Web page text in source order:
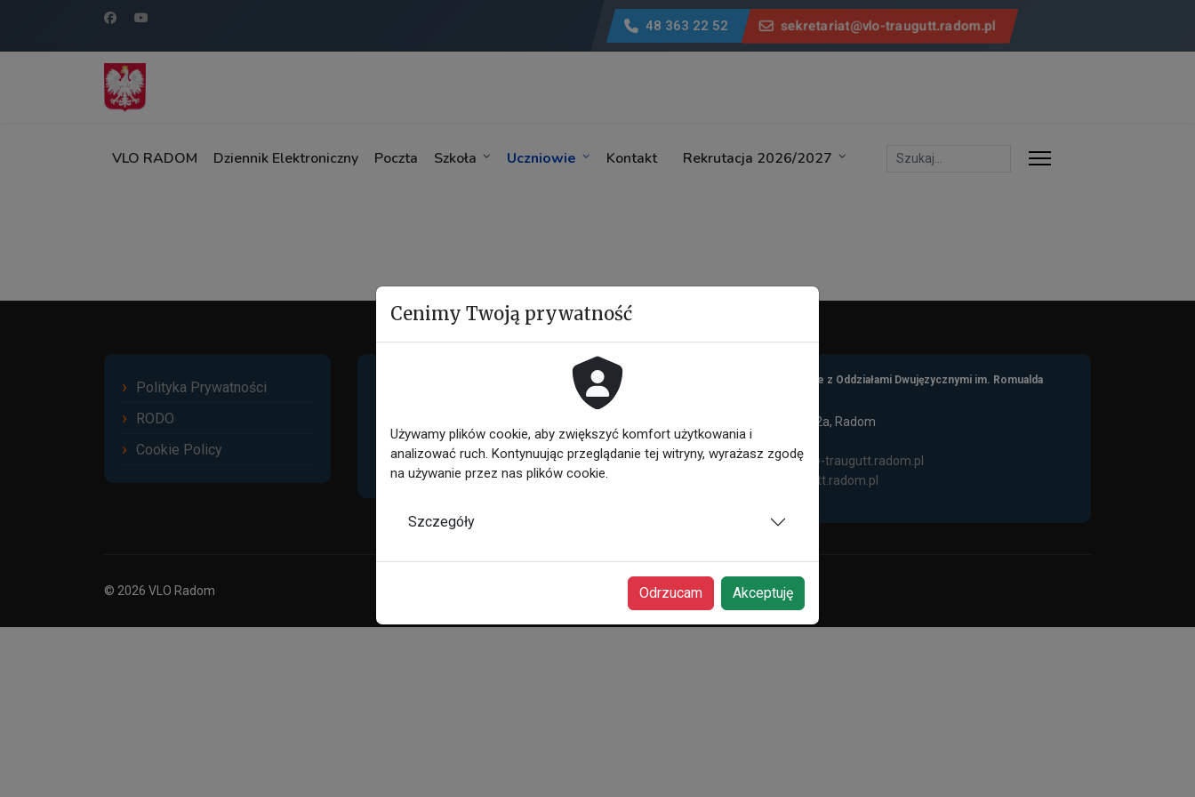
48 363 22 52 sekretariat@vlo-traugutt.radom.pl
VLO RADOM Dziennik Elektroniczny Poczta Szkoła Uczniowie Kontakt Rekrutacja 2026/2027 Szukaj
Polityka Prywatności
RODO
Cookie Policy
V Liceum Ogólnokształcące z Oddziałami Dwujęzycznymi im. Romualda
ul. Traugutta 52a, Radom
Telefon:48 363 22 52
Email: sekretariat@vlo-traugutt.radom.pl
http://vlo-traugutt.radom.pl
© 2026 VLO Radom
Cenimy Twoją prywatność
Używamy plików cookie, aby zwiększyć komfort użytkowania i
analizować ruch. Kontynuując przeglądanie tej witryny, wyrażasz zgodę
na używanie przez nas plików cookie.
Szczegóły
Odrzucam Akceptuję